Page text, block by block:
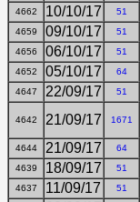
4662 10/10/17 51
4659 09/10/17 51
4656 06/10/17 51
4652 05/10/17 64
4647 22/09/17 51
4642 21/09/17 1671
4644 21/09/17 64
4639 18/09/17 51
4637 11/09/17 51